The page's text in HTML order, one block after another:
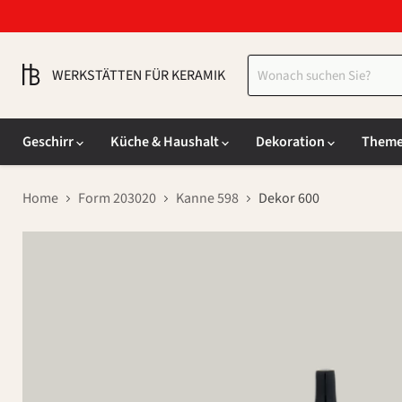
WERKSTÄTTEN FÜR KERAMIK
Geschirr
Küche & Haushalt Dekoration
Home Form 203020 Kanne 598 Dekor 600